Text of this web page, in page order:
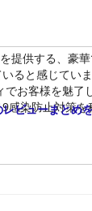
供する、豪
ると感じて
お客様を魅
染防止対策
ビューまとめ